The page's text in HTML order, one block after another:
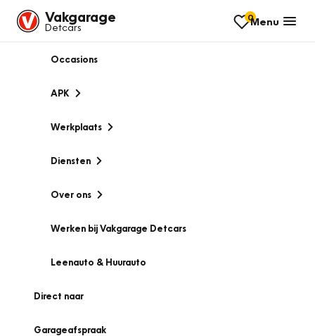
Vakgarage
Detcars
0Menu
Occasions
APK
Werkplaats
Diensten
Over ons
Werken bij Vakgarage Detcars
Leenauto & Huurauto
Direct naar
Garageafspraak